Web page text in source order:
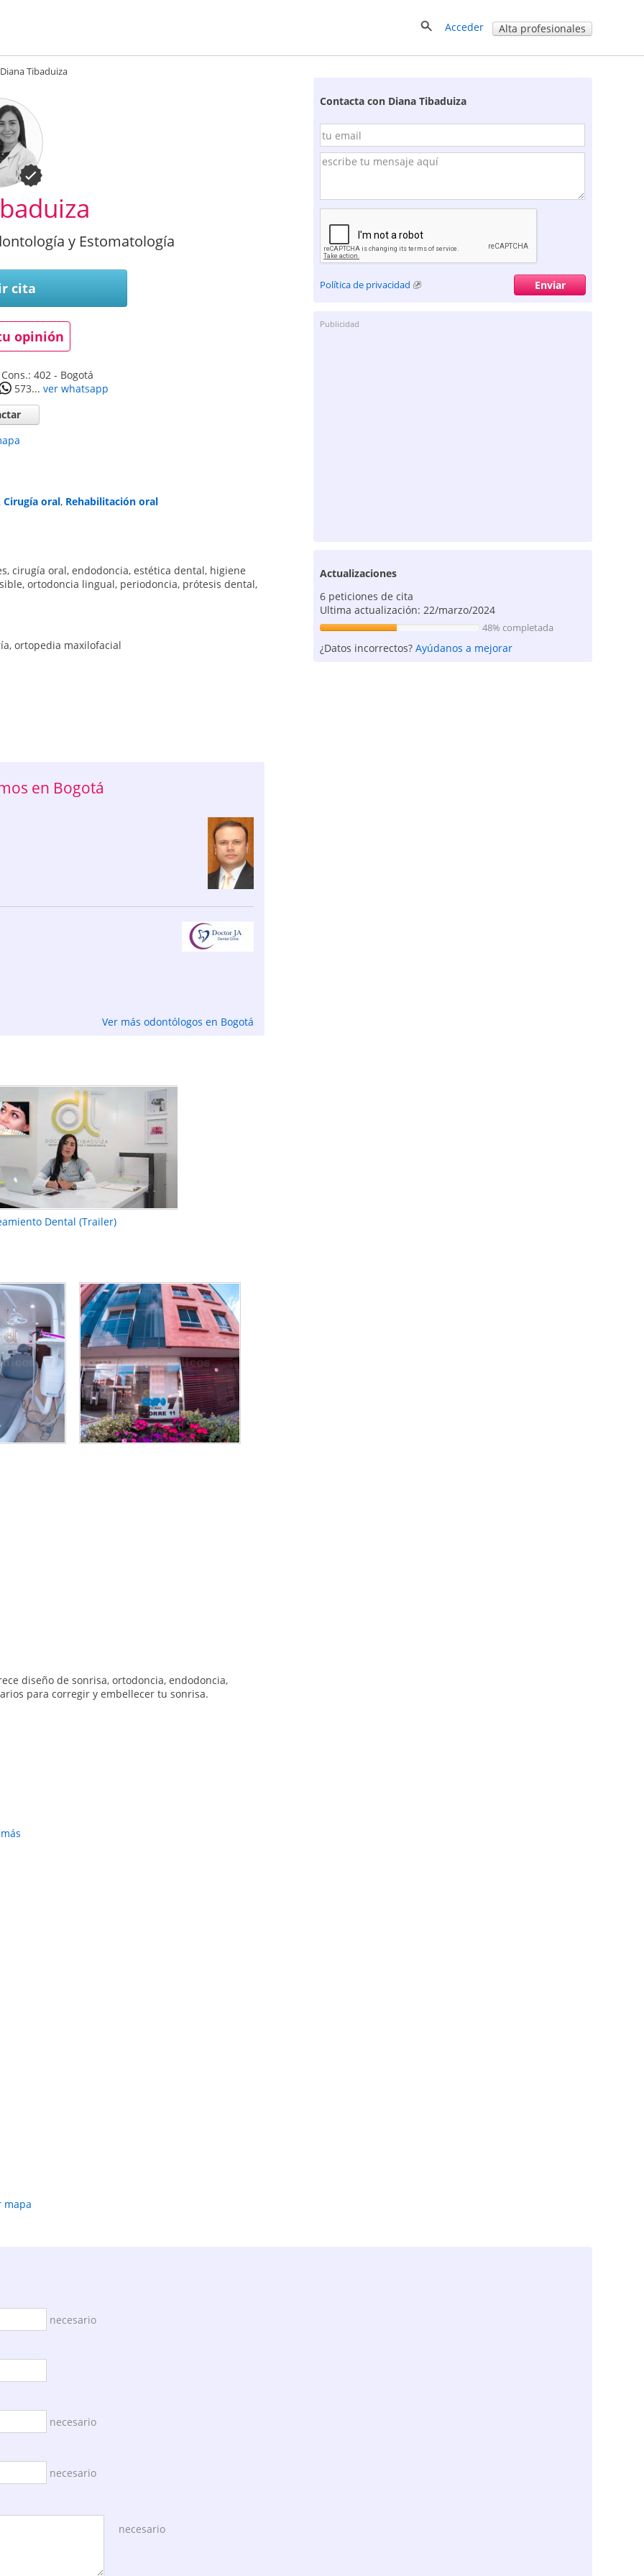
Acceder Alta profesionales
Diana Tibaduiza
y Estomatología
cita
opinión
402 - Bogotá
573... ver whatsapp
Cirugía oral, Rehabilitación oral
, cirugía oral, endodoncia, estética dental, higiene
, ortodoncia lingual, periodoncia, prótesis dental,
, ortopedia maxilofacial
en Bogotá
Ver más odontólogos en Bogotá
Dental (Trailer)
diseño de sonrisa, ortodoncia, endodoncia,
para corregir y embellecer tu sonrisa.
mapa
Contacta con Diana Tibaduiza
Política de privacidad
Publicidad
Actualizaciones
6 peticiones de cita
Ultima actualización: 22/marzo/2024
48% completada
¿Datos incorrectos?Ayúdanos a mejorar
necesario
necesario
necesario
necesario